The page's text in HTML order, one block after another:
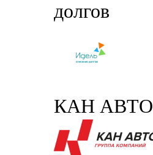
долгов
КАН АВТО